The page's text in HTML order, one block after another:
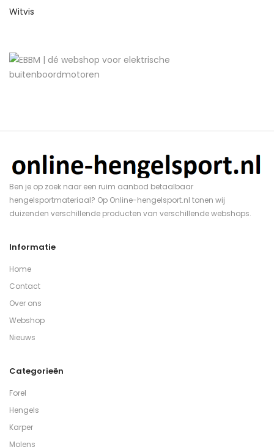
Witvis
Ben je op zoek naar een ruim aanbod betaalbaar
hengelsportmateriaal? Op Online-hengelsport.nl tonen wij
duizenden verschillende producten van verschillende webshops.
Informatie
Home
Contact
Over ons
Webshop
Nieuws
Categorieën
Forel
Hengels
Karper
Molens